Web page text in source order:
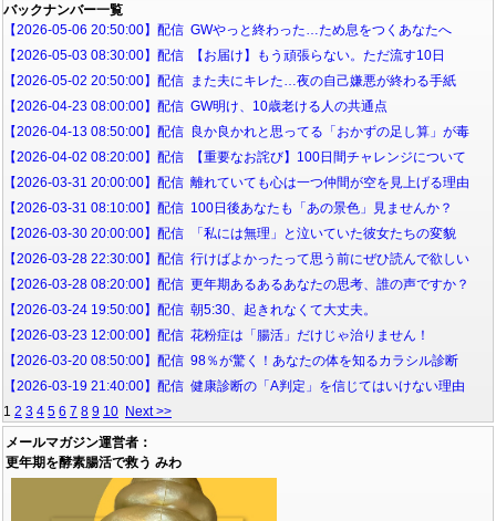
バックナンバー一覧
【2026-05-06 20:50:00】配信 GWやっと終わった…ため息をつくあなたへ
【2026-05-03 08:30:00】配信 【お届け】もう頑張らない。ただ流す10日
【2026-05-02 20:50:00】配信 また夫にキレた…夜の自己嫌悪が終わる手紙
【2026-04-23 08:00:00】配信 GW明け、10歳老ける人の共通点
【2026-04-13 08:50:00】配信 良か良かれと思ってる「おかずの足し算」が毒
【2026-04-02 08:20:00】配信 【重要なお詫び】100日間チャレンジについて
【2026-03-31 20:00:00】配信 離れていても心は一つ仲間が空を見上げる理由
【2026-03-31 08:10:00】配信 100日後あなたも「あの景色」見ませんか？
【2026-03-30 20:00:00】配信 「私には無理」と泣いていた彼女たちの変貌
【2026-03-28 22:30:00】配信 行けばよかったって思う前にぜひ読んで欲しい
【2026-03-28 08:20:00】配信 更年期あるあるあなたの思考、誰の声ですか？
【2026-03-24 19:50:00】配信 朝5:30、起きれなくて大丈夫。
【2026-03-23 12:00:00】配信 花粉症は「腸活」だけじゃ治りません！
【2026-03-20 08:50:00】配信 98％が驚く！あなたの体を知るカラシル診断
【2026-03-19 21:40:00】配信 健康診断の「A判定」を信じてはいけない理由
1 2 3 4 5 6 7 8 9 10 Next >>
メールマガジン運営者：
更年期を酵素腸活で救う みわ